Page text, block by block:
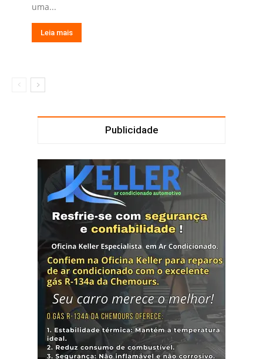
uma...
Leia mais
Publicidade